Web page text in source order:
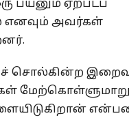
பயனும் ஏற்படப்
அவர்கள்
சொல்கின்ற